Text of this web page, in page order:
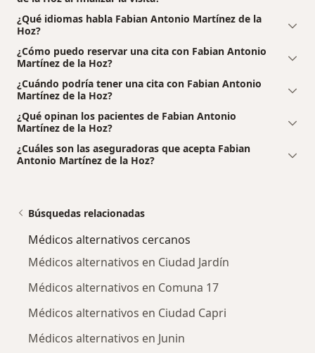
¿Qué idiomas habla Fabian Antonio Martínez de la
Hoz?
¿Cómo puedo reservar una cita con Fabian Antonio
Martínez de la Hoz?
¿Cuándo podría tener una cita con Fabian Antonio
Martínez de la Hoz?
¿Qué opinan los pacientes de Fabian Antonio
Martínez de la Hoz?
¿Cuáles son las aseguradoras que acepta Fabian
Antonio Martínez de la Hoz?
Búsquedas relacionadas
Médicos alternativos cercanos
Médicos alternativos en Ciudad Jardín
Médicos alternativos en Comuna 17
Médicos alternativos en Ciudad Capri
Médicos alternativos en Junin